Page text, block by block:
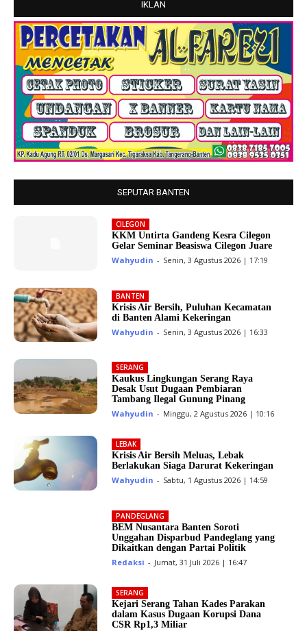
IKLAN
SEPUTAR BANTEN
CILEGON
KKM Untirta Gandeng Kesra Cilegon
Gelar Seminar Beasiswa Cilegon Juare
Wahyudin - Senin, 3 Agustus 2026 | 17:19
BANTEN
Krisis Air Bersih, Puluhan Kecamatan
di Banten Alami Kekeringan
Wahyudin - Senin, 3 Agustus 2026 | 16:33
SERANG
Kaukus Lingkungan Serang Raya
Desak Usut Dugaan Pembiaran
Tambang Ilegal Gunung Pinang
Wahyudin - Minggu, 2 Agustus 2026 | 10:16
LEBAK
Krisis Air Bersih Meluas, Lebak
Berlakukan Siaga Darurat Kekeringan
Wahyudin - Sabtu, 1 Agustus 2026 | 14:59
PANDEGLANG
BEM Nusantara Banten Soroti
Unggahan Disparbud Pandeglang yang
Dikaitkan dengan Partai Politik
Redaksi - Jumat, 31 Juli 2026 | 16:47
SERANG
Kejari Serang Tahan Kades Parakan
dalam Kasus Dugaan Korupsi Dana
CSR Rp1,3 Miliar